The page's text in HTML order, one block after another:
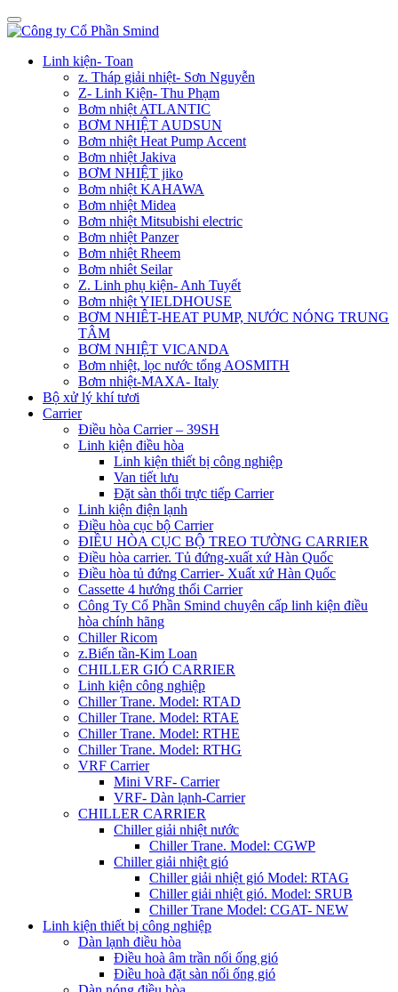
Linh kiện- Toan
z. Tháp giải nhiệt- Sơn Nguyễn
Z- Linh Kiện- Thu Phạm
Bơm nhiệt ATLANTIC
BƠM NHIỆT AUDSUN
Bơm nhiệt Heat Pump Accent
Bơm nhiệt Jakiva
BƠM NHIỆT jiko
Bơm nhiệt KAHAWA
Bơm nhiệt Midea
Bơm nhiệt Mitsubishi electric
Bơm nhiệt Panzer
Bơm nhiệt Rheem
Bơm nhiêt Seilar
Z. Linh phụ kiện- Anh Tuyết
Bơm nhiệt YIELDHOUSE
BƠM NHIÊT-HEAT PUMP, NƯỚC NÓNG TRUNG
TÂM
BƠM NHIỆT VICANDA
Bơm nhiệt, lọc nước tổng AOSMITH
Bơm nhiệt-MAXA- Italy
Bộ xử lý khí tươi
Carrier
Điều hòa Carrier – 39SH
Linh kiện điều hòa
Linh kiện thiết bị công nghiệp
Van tiết lưu
Đặt sàn thổi trực tiếp Carrier
Linh kiện điện lạnh
Điều hòa cục bộ Carrier
ĐIỀU HÒA CỤC BỘ TREO TƯỜNG CARRIER
Điều hòa carrier. Tủ đứng-xuất xứ Hàn Quốc
Điều hòa tủ đứng Carrier- Xuất xứ Hàn Quốc
Cassette 4 hướng thổi Carrier
Công Ty Cổ Phần Smind chuyên cấp linh kiện điều
hòa chính hãng
Chiller Ricom
z.Biến tần-Kim Loan
CHILLER GIÓ CARRIER
Linh kiện công nghiệp
Chiller Trane. Model: RTAD
Chiller Trane. Model: RTAE
Chiller Trane. Model: RTHE
Chiller Trane. Model: RTHG
VRF Carrier
Mini VRF- Carrier
VRF- Dàn lạnh-Carrier
CHILLER CARRIER
Chiller giải nhiệt nước
Chiller Trane. Model: CGWP
Chiller giải nhiệt gió
Chiller giải nhiệt gió Model: RTAG
Chiller giải nhiệt gió. Model: SRUB
Chiller Trane Model: CGAT- NEW
Linh kiện thiết bị công nghiệp
Dàn lạnh điều hòa
Điều hoà âm trần nối ống gió
Điều hoà đặt sàn nối ống gió